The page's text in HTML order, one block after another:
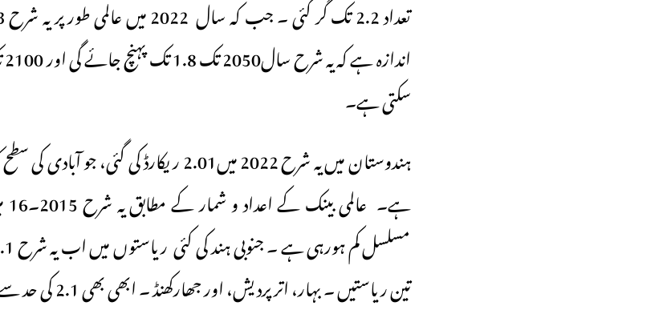
سکتی ہے۔
ہندوستان میں یہ شرح 2022 میں2.01 ریکارڈ کی
تین ریاستیں ۔ بہار، اتر پردیش، اور جھارکھنڈ ۔ ابھی بھی 2.1 کی حد سے اوپر ہیں۔